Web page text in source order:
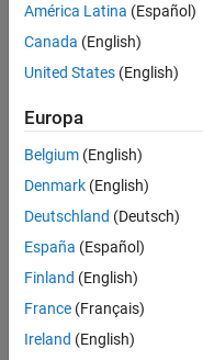
América Latina (Español)
Canada (English)
United States (English)
Europa
Belgium (English)
Denmark (English)
Deutschland (Deutsch)
España (Español)
Finland (English)
France (Français)
Ireland (English)
Centro de confianza
Política de privacidad
Información de contacto
© 1994-2026 The